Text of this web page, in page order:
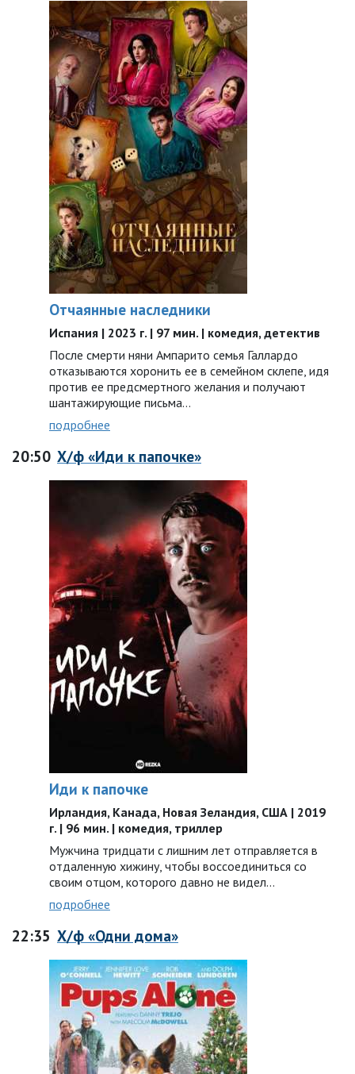
Отчаянные наследники
Испания | 2023 г. | 97 мин. | комедия, детектив
После смерти няни Ампарито семья Галлардо
отказываются хоронить ее в семейном склепе, идя
против ее предсмертного желания и получают
шантажирующие письма…
подробнее
20:50 Х/ф «Иди к папочке»
Иди к папочке
Ирландия, Канада, Новая Зеландия, США | 2019
г. | 96 мин. | комедия, триллер
Мужчина тридцати с лишним лет отправляется в
отдаленную хижину, чтобы воссоединиться со
своим отцом, которого давно не видел…
подробнее
22:35 Х/ф «Одни дома»